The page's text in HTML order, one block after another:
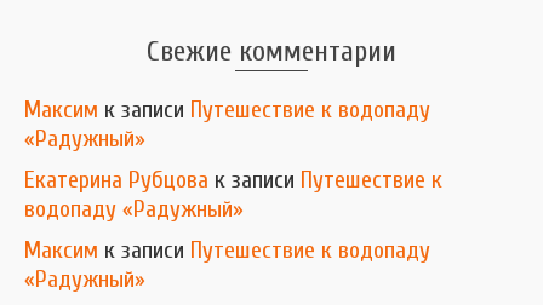
Свежие комментарии
Максим к записи Путешествие к водопаду
«Радужный»
Екатерина Рубцова к записи Путешествие к
водопаду «Радужный»
Максим к записи Путешествие к водопаду
«Радужный»